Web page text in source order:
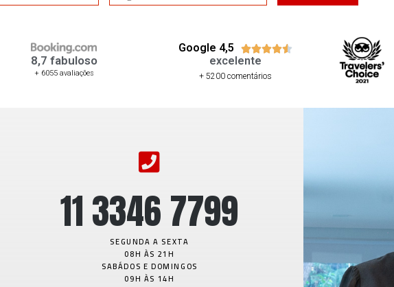
8,7 fabuloso
+ 6055 avaliações
Google 4,5 
excelente
+ 5200 comentários
11 3346 7799
SEGUNDA A SEXTA
08H ÀS 21H
SABÁDOS E DOMINGOS
09H ÀS 14H